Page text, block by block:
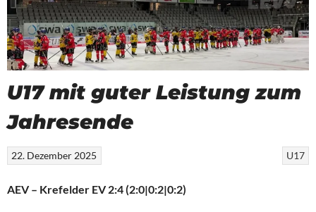
U17 mit guter Leistung zum
Jahresende
U17
22. Dezember 2025
AEV – Krefelder EV 2:4 (2:0|0:2|0:2)